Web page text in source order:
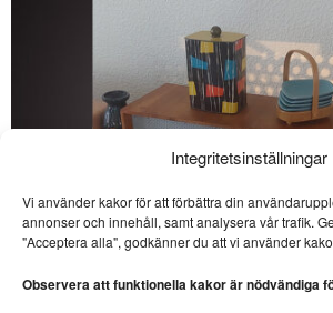
Integritetsinställningar
Vi använder kakor för att förbättra din
annonser och innehåll, samt analysera vår trafik.
"Acceptera alla", godkänner du att vi använder
Observera att funktionella kakor är nödvändiga
SE ÄVEN
talets kvinnoideal